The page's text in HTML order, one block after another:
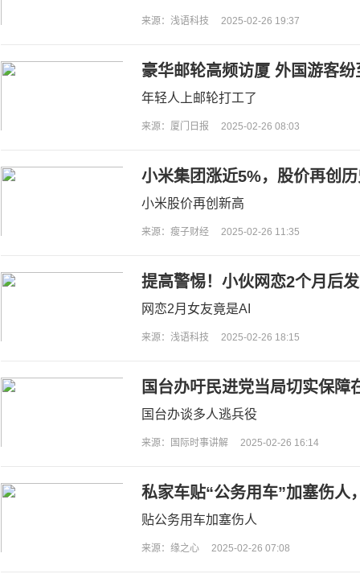
来源：浅语科技 2025-02-26 19:37
豪华邮轮高频访厦 外国游客
年轻人上邮轮打工了
来源：厦门日报 2025-02-26 08:03
小米集团涨近5%，股价再创
小米股价再创新高
来源：瘦子财经 2025-02-26 11:35
提高警惕！小伙网恋2个月后
网恋2月女友竟是AI
来源：浅语科技 2025-02-26 18:15
国台办吁民进党当局切实保障
国台办谈多人逃兵役
来源：国际时事讲解 2025-02-26 16:14
私家车贴“公务用车”加塞伤人
意买
贴公务用车加塞伤人
来源：缘之心 2025-02-26 07:08